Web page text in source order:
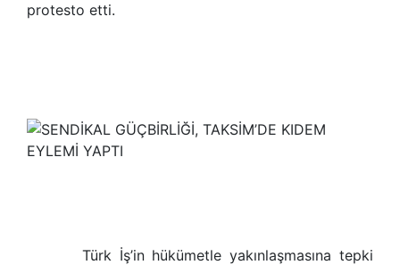
protesto etti.
Türk İş’inhükümetle yakınlaşmasına tepki